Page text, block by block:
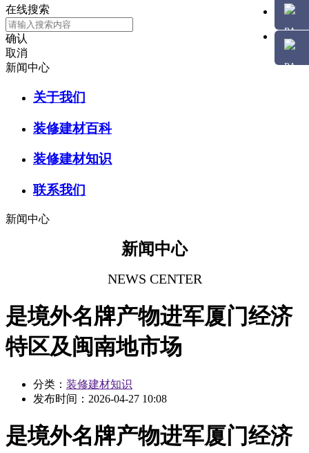
在线搜索
确认
取消
新闻中心
关于我们
装修建材百科
装修建材知识
联系我们
新闻中心
新闻中心
NEWS CENTER
是境外名牌产物进军厦门经济
特区及闽南地市场
分类： 装修建材知识
发布时间： 2026-04-27 10:08
是境外名牌产物进军厦门经济